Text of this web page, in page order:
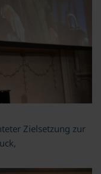
Zielsetzung zur